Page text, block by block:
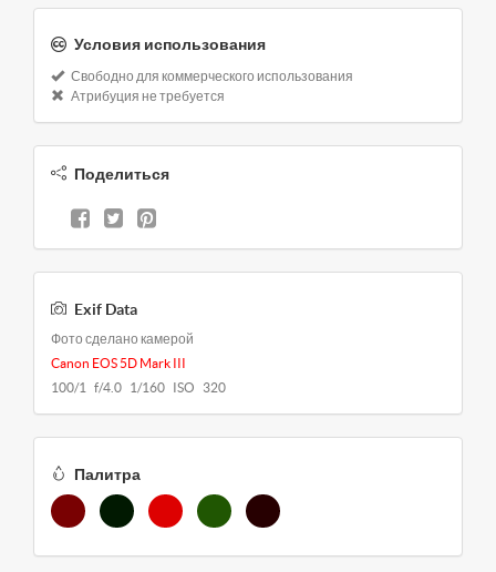
Условия использования
Свободно для коммерческого использования
Атрибуция не требуется
Поделиться
Exif Data
Фото сделано камерой
Canon EOS 5D Mark III
100/1 f/4.0 1/160 ISO 320
Палитра